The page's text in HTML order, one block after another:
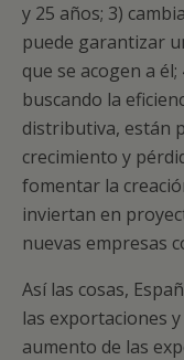
y 25 años; 3)
puede garantizar
que se acogen a
buscando la
distributiva, están
crecimiento y
fomentar la
inviertan en
nuevas empresas
Así las cosas,
las exportaciones
aumento de las